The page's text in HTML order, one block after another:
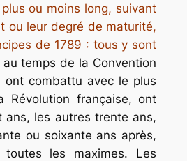
ou moins long, suivant
ou leur degré de maturité,
de 1789 : tous y sont
au temps de la Convention
ont combattu avec le plus
Révolution française, ont
ans, les autres trente ans,
ou soixante ans après,
les maximes. Les